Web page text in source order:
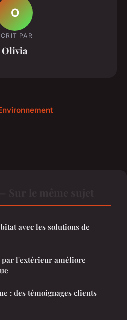
O
PAR
Olivia
avec les solutions de
l'extérieur améliore
: des témoignages clients